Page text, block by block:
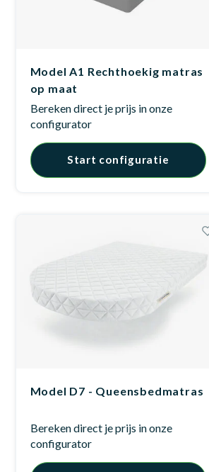
Model A1 Rechthoekig matras
op maat
Bereken direct je prijs in onze
configurator
Start configuratie
Model D7 - Queensbedmatras
Bereken direct je prijs in onze
configurator